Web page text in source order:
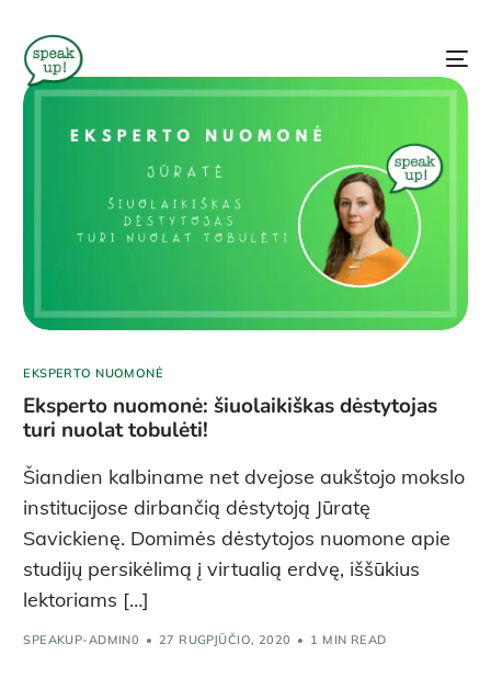
EKSPERTO NUOMONĖ
Eksperto nuomonė: šiuolaikiškas dėstytojas
turi nuolat tobulėti!
Šiandien kalbiname net dvejose aukštojo mokslo
institucijose dirbančią dėstytoją Jūratę
Savickienę. Domimės dėstytojos nuomone apie
studijų persikėlimą į virtualią erdvę, iššūkius
lektoriams […]
SPEAKUP-ADMIN0 27 RUGPJŪČIO, 2020 1 MIN READ